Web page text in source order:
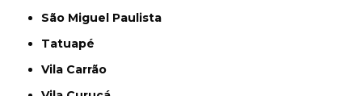
São Miguel Paulista
Tatuapé
Vila Carrão